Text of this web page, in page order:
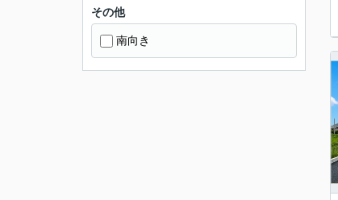
その他
南向き